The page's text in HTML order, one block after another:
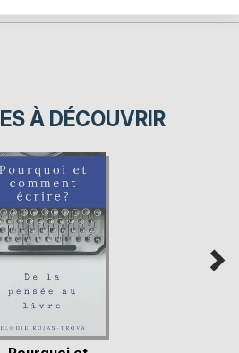
À DÉCOUVRIR